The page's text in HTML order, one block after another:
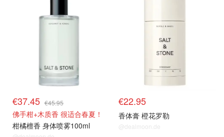
€37.45 €45.95
佛手柑+木质香 很适合春夏！
柑橘檀香 身体喷雾100ml
€22.95
香体膏 橙花罗勒
@dealmoon.de